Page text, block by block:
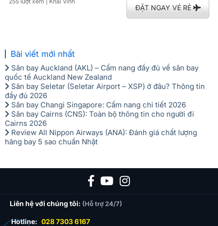
ĐẶT NGAY VÉ RẺ
Bài viết mới nhất
Sân bay Auckland (AKL) – Cẩm nang đầy đủ về sân bay
quốc tế Auckland New Zealand
Sân bay Seletar (Seletar Airport – XSP) ở đâu? Thông tin
đầy đủ 2026
Sân bay Changi Singapore: Cẩm nang chi tiết 2026
Sân bay Cairns (CNS): Toàn bộ thông tin cho người đi
Cairns 2026
Review All Nippon Airways (ANA): Đánh giá chất lượng
hãng bay 5 sao chuẩn Nhật
Liên hệ với chúng tôi: (Hỗ trợ 24/7)
Hotline: 028 7303 6167